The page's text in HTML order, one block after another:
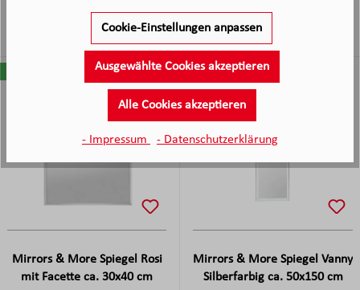
Regulärer Preis:
Verkaufspreis:
€ Regulärer Preis:
Verkaufspreis:
20,
Mirrors & More Spiegel Rosi
mit Facette ca. 30x40 cm
Mirrors & More Spiegel Vanny
Silberfarbig ca. 50x150 cm
Cookie-Einstellungen anpassen
Ausgewählte Cookies akzeptieren
Alle Cookies akzeptieren
- Impressum - Datenschutzerklärung